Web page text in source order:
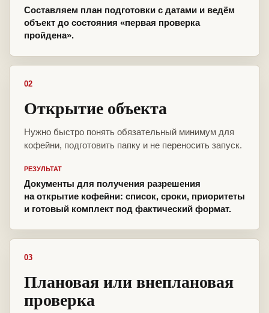
Составляем план подготовки с датами и ведём
объект до состояния «первая проверка
пройдена».
02
Открытие объекта
Нужно быстро понять обязательный минимум для
кофейни, подготовить папку и не переносить запуск.
РЕЗУЛЬТАТ
Документы для получения разрешения
на открытие кофейни: список, сроки, приоритеты
и готовый комплект под фактический формат.
03
Плановая или внеплановая
проверка